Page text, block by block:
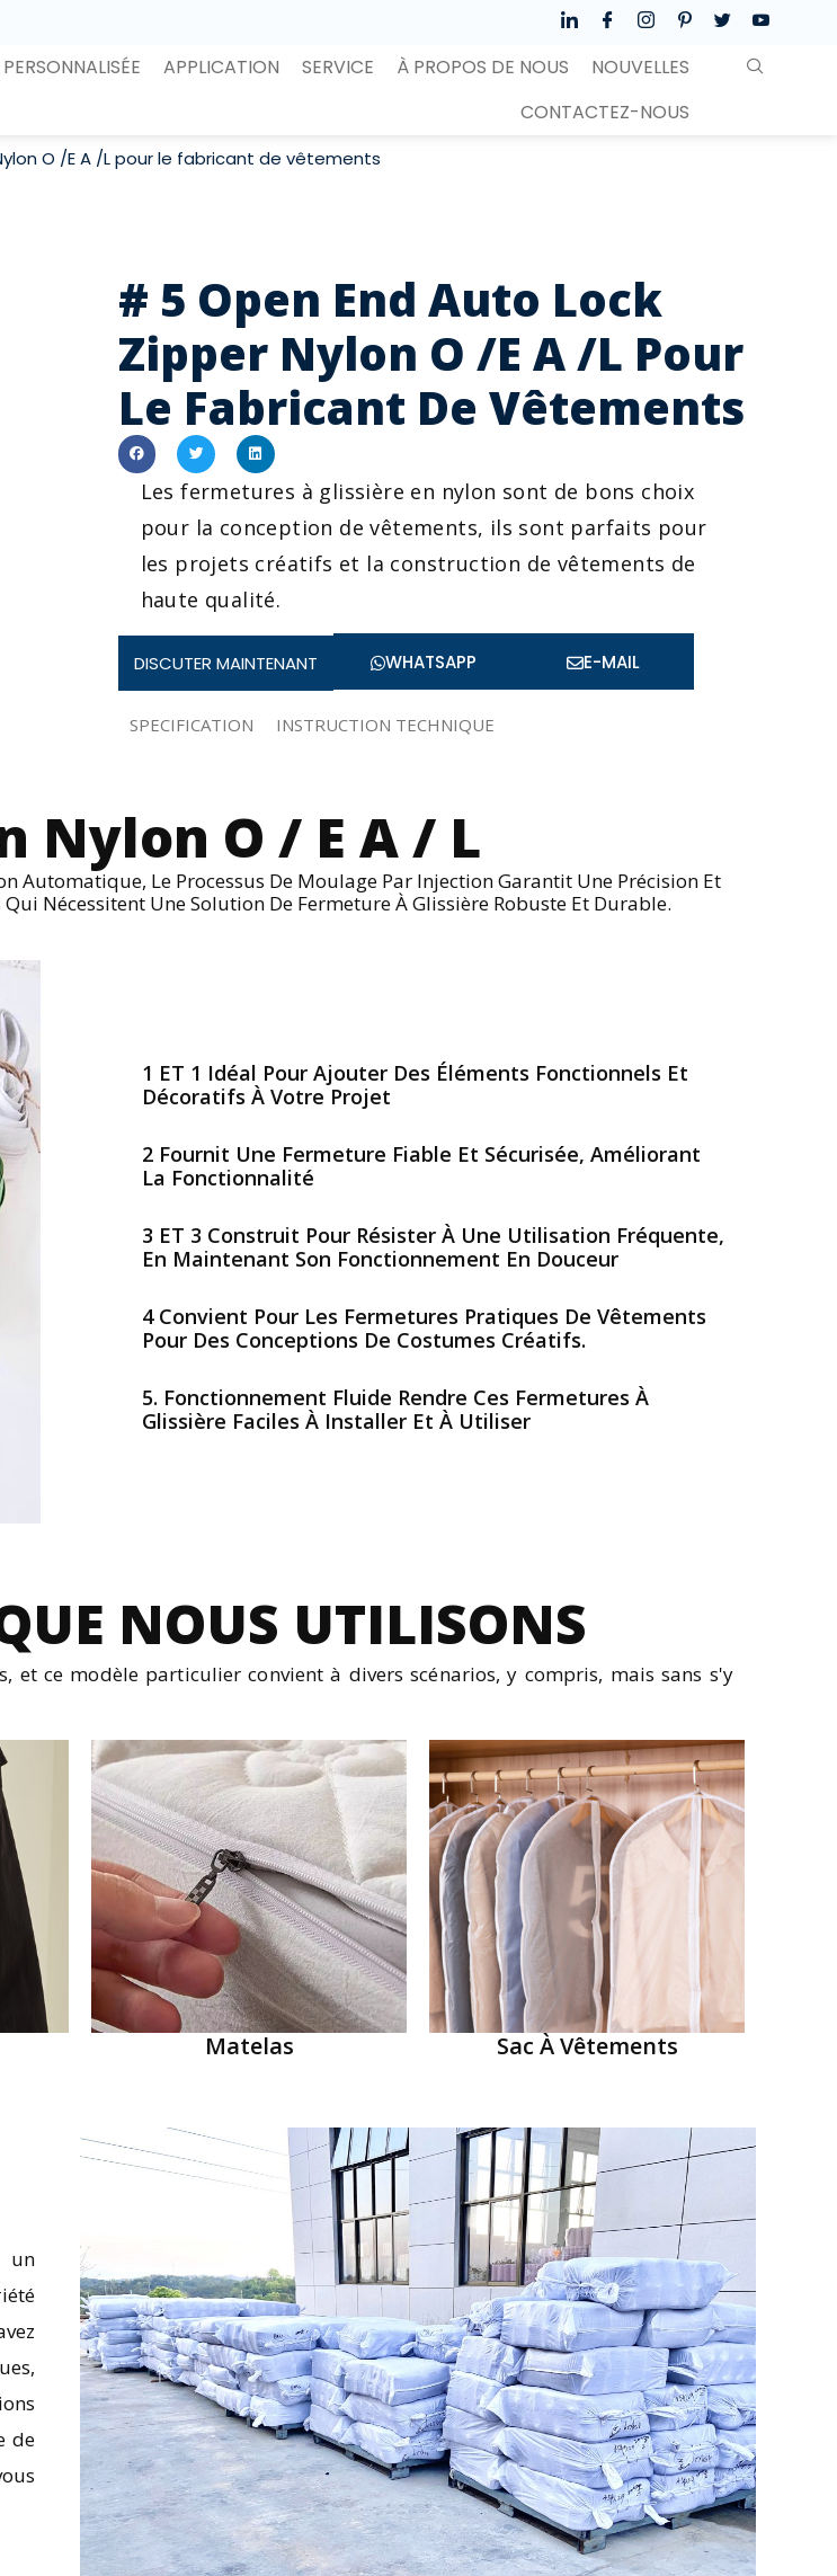
APPLICATION SERVICE À PROPOS DE NOUS
NOUVELLES
CONTACTEZ-NOUS
O /E A /L pour le fabricant de vêtements
# 5 Open End Auto Lock
Zipper Nylon O /E A /L Pour
Le Fabricant De Vêtements
Les fermetures à glissière en nylon sont de bons choix
pour la conception de vêtements, ils sont parfaits pour
les projets créatifs et la construction de vêtements de
haute qualité.
DISCUTER MAINTENANT WHATSAPP E-MAIL
SPECIFICATION INSTRUCTION TECHNIQUE
Nylon O / E A / L
Automatique, Le Processus De Moulage Par Injection Garantit Une Précision Et
Nécessitent Une Solution De Fermeture À Glissière Robuste Et Durable.
1 ET 1 Idéal Pour Ajouter Des Éléments Fonctionnels Et
Décoratifs À Votre Projet
2 Fournit Une Fermeture Fiable Et Sécurisée, Améliorant
La Fonctionnalité
3 ET 3 Construit Pour Résister À Une Utilisation Fréquente,
En Maintenant Son Fonctionnement En Douceur
4 Convient Pour Les Fermetures Pratiques De Vêtements
Pour Des Conceptions De Costumes Créatifs.
5. Fonctionnement Fluide Rendre Ces Fermetures À
Glissière Faciles À Installer Et À Utiliser
NOUS UTILISONS
ce modèle particulier convient à divers scénarios, y compris, mais sans s'y
Matelas Sac À Vêtements
un
de